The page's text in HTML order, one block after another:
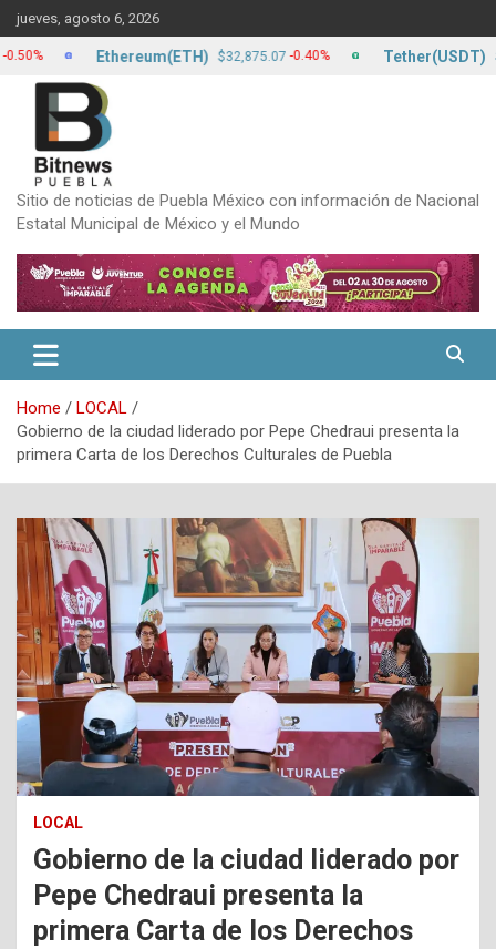
Skip
to
content
jueves, agosto 6, 2026
Sitio de noticias de Puebla México con información de Nacional
Estatal Municipal de México y el Mundo
Home
LOCAL
Gobierno de la ciudad liderado por Pepe Chedraui presenta la
primera Carta de los Derechos Culturales de Puebla
LOCAL
Gobierno de la ciudad liderado por
Pepe Chedraui presenta la
primera Carta de los Derechos
Ethereum(ETH) $32,875.07 -0.40% Tether(USDT) $17.24